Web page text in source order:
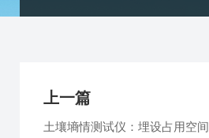
上一篇
土壤墒情测试仪：埋设占用空间